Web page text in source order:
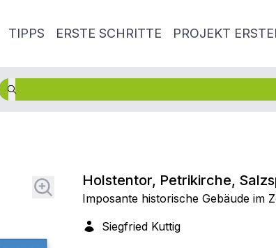
TIPPS ERSTE SCHRITTE PROJEKT
Holstentor, Petrikirche,
Imposante historische Gebäude im
Siegfried Kuttig